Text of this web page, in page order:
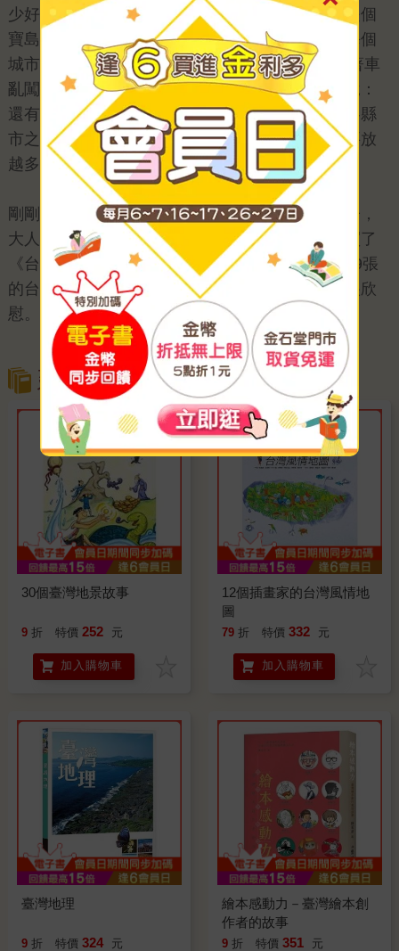
少好少；畫全台地圖比我想像中難好多；台灣真是個
寶島！」於是，我直接到她工作室，兩個人打開每個
城市的google map一一標示。還好我平常就常開著車
亂闖，很喜歡到處冒險，所以，當我一直碎碎念說：
還有這裡跟那裏……又凌可能一直冒冷汗。除了各縣
市之外，一個地點或一個事物就是一個元件，想要放
越多，可想而知就是越難畫。
剛剛去逛書店，店員跟我說，除了父母想買給孩子，
大人也很喜歡這個畫風，包括已經很多外國客人買了
《台灣地圖》。對於花了整整兩年的時間，才將19張
的台灣地圖圖產出的又凌，聽到這個消息應該會很欣
慰。
延伸閱讀
30個臺灣地景故事
9 折 特價 252 元
加入購物車
12個插畫家的台灣風情地
圖
79 折 特價 332 元
加入購物車
臺灣地理
9 折 特價 324 元
繪本感動力－臺灣繪本創
作者的故事
9 折 特價 351 元